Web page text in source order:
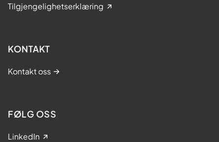
Tilgjengelighetserklæring
KONTAKT
Kontakt oss
FØLG OSS
LinkedIn